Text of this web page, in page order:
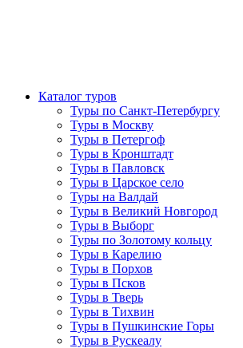
Каталог туров
Туры по Санкт-Петербургу
Туры в Москву
Туры в Петергоф
Туры в Кронштадт
Туры в Павловск
Туры в Царское село
Туры на Валдай
Туры в Великий Новгород
Туры в Выборг
Туры по Золотому кольцу
Туры в Карелию
Туры в Порхов
Туры в Псков
Туры в Тверь
Туры в Тихвин
Туры в Пушкинские Горы
Туры в Рускеалу